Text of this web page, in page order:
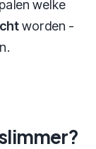
welke
worden -